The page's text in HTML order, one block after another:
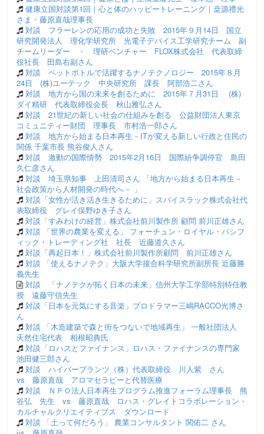
健康立国対談第1回｜心と体のハッピートレーニング｜桒源禮光
さま・藤原直哉理事長
対談 フラーレンの応用の成功と失敗 2015年９月14日 国立
研究開発法人 理化学研究所 光電子デバイス工学研究チーム 副
チームリーダー ・ 理研ベンチャー FLOX株式会社 代表取締
役社長 田島右副さん
対談 ペットボトルで活躍するナノテクノロジー 2015年８月
24日 (株)ユーテック 中央研究所 課長 阿部浩二さん
対談 地方から国の未来を創るために 2015年７月31日 (株)
ダイ精研 代表取締役会長 秋山雅弘さん
対談 21世紀の新しい社会の仕組みを創る 公益財団法人東京
コミュニティー財団 理事長 市村浩一郎さん
対談 地方から始まる日本再生－ITが変える新しい行政と住民の
関係 千葉市長 熊谷俊人さん
対談 激動の国際情勢 2015年2月16日 国際紛争調停官 島田
久仁彦さん
対談 埼玉県知事 上田清司さん 「地方から始まる日本再生－
社会政策から人材開発の時代へ－ 」
対談「女性が活き活き生きるために」スパイスラック株式会社代
表取締役 グレイ俣野ゆき子さん
対談「すみわけの経営」株式会社前川製作所 顧問 前川正雄さん
対談 「世界の農業を変える」 フォーチュン・ロイヤル・パシフ
ィック・トレーディング社 社長 近藤道久さん
対談「再起日本！」株式会社前川製作所顧問 前川正雄さん
対談 「使えるナノテク」大阪大学接合科学研究所副所長 近藤勝
義先生
対談 「ナノテクが拓く日本の未来」信州大学工学部特別特任教
授 遠藤守信先生
対談「日本を元気にする音楽」プロドラマー三嶋RACCO光博さ
ん
対談 「木造建築で森と街をつないで地域再生」 一般社団法人
天然住宅代表 相根昭典氏
対談「ロハスとファイナンス」ロハス・ファイナンスの専門家
池田健三郎さん
対談 ハイパープランツ（株）代表取締役 川人紫 さん
vs 藤原直哉 アロマセラピーと代替医療
対談 ＮＰＯ法人日本再生プログラム推進フォーラム理事長 熊
谷弘 先生 vs 藤原直哉 ロハス・グレイトコラボレーション・
カルチャルクリエイティブス ダウンロード
対談 「土って何だろう」 農業コンサルタント 関佑二 さん